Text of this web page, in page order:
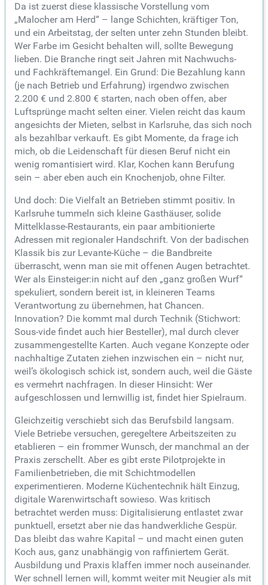
Da ist zuerst diese klassische Vorstellung vom
„Malocher am Herd“ – lange Schichten, kräftiger Ton,
und ein Arbeitstag, der selten unter zehn Stunden bleibt.
Wer Farbe im Gesicht behalten will, sollte Bewegung
lieben. Die Branche ringt seit Jahren mit Nachwuchs-
und Fachkräftemangel. Ein Grund: Die Bezahlung kann
(je nach Betrieb und Erfahrung) irgendwo zwischen
2.200 € und 2.800 € starten, nach oben offen, aber
Luftsprünge macht selten einer. Vielen reicht das kaum
angesichts der Mieten, selbst in Karlsruhe, das sich noch
als bezahlbar verkauft. Es gibt Momente, da frage ich
mich, ob die Leidenschaft für diesen Beruf nicht ein
wenig romantisiert wird. Klar, Kochen kann Berufung
sein – aber eben auch ein Knochenjob, ohne Filter.
Und doch: Die Vielfalt an Betrieben stimmt positiv. In
Karlsruhe tummeln sich kleine Gasthäuser, solide
Mittelklasse-Restaurants, ein paar ambitionierte
Adressen mit regionaler Handschrift. Von der badischen
Klassik bis zur Levante-Küche – die Bandbreite
überrascht, wenn man sie mit offenen Augen betrachtet.
Wer als Einsteiger:in nicht auf den „ganz großen Wurf“
spekuliert, sondern bereit ist, in kleineren Teams
Verantwortung zu übernehmen, hat Chancen.
Innovation? Die kommt mal durch Technik (Stichwort:
Sous-vide findet auch hier Besteller), mal durch clever
zusammengestellte Karten. Auch vegane Konzepte oder
nachhaltige Zutaten ziehen inzwischen ein – nicht nur,
weil’s ökologisch schick ist, sondern auch, weil die Gäste
es vermehrt nachfragen. In dieser Hinsicht: Wer
aufgeschlossen und lernwillig ist, findet hier Spielraum.
Gleichzeitig verschiebt sich das Berufsbild langsam.
Viele Betriebe versuchen, geregeltere Arbeitszeiten zu
etablieren – ein frommer Wunsch, der manchmal an der
Praxis zerschellt. Aber es gibt erste Pilotprojekte in
Familienbetrieben, die mit Schichtmodellen
experimentieren. Moderne Küchentechnik hält Einzug,
digitale Warenwirtschaft sowieso. Was kritisch
betrachtet werden muss: Digitalisierung entlastet zwar
punktuell, ersetzt aber nie das handwerkliche Gespür.
Das bleibt das wahre Kapital – und macht einen guten
Koch aus, ganz unabhängig von raffiniertem Gerät.
Ausbildung und Praxis klaffen immer noch auseinander.
Wer schnell lernen will, kommt weiter mit Neugier als mit